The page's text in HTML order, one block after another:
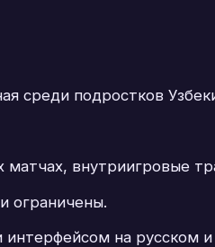
среди подростков
внутриигровые
ограничены.
на русском